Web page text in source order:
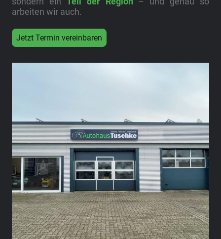
arbeiten wir auch.
Jetzt Termin vereinbaren